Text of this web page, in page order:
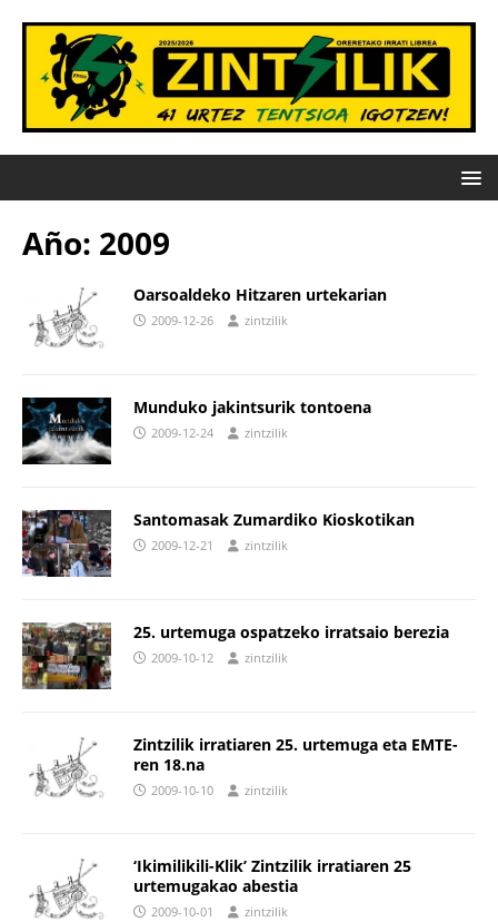
Año: 2009
Oarsoaldeko Hitzaren urtekarian
2009-12-26 zintzilik
Munduko jakintsurik tontoena
2009-12-24 zintzilik
Santomasak Zumardiko Kioskotikan
2009-12-21 zintzilik
25. urtemuga ospatzeko irratsaio berezia
2009-10-12 zintzilik
Zintzilik irratiaren 25. urtemuga eta EMTE-
ren 18.na
2009-10-10 zintzilik
‘Ikimilikili-Klik’ Zintzilik irratiaren 25
urtemugakao abestia
2009-10-01 zintzilik